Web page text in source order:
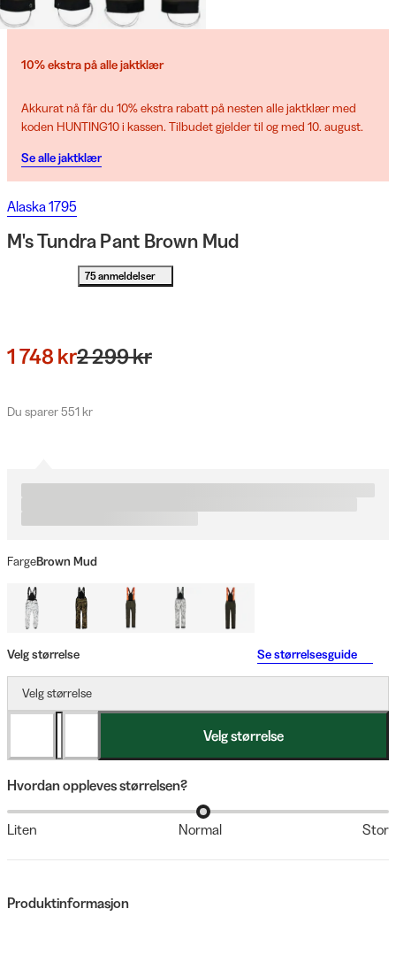
10% ekstra på alle jaktklær
Akkurat nå får du 10% ekstra rabatt på nesten alle jaktklær med
koden HUNTING10 i kassen. Tilbudet gjelder til og med 10. august.
Se alle jaktklær
Alaska 1795
M's Tundra Pant Brown Mud
75 anmeldelser
1 748 kr2 299 kr
Du sparer 551 kr
FargeBrown Mud
Velg størrelse Se størrelsesguide
Velg størrelse
Velg størrelse
Hvordan oppleves størrelsen?
Liten Normal Stor
Produktinformasjon